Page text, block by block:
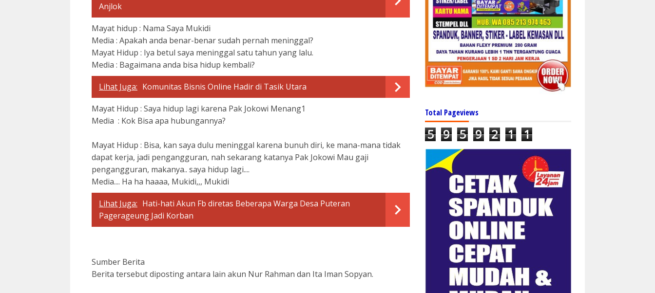
Anjlok
Mayat hidup : Nama Saya Mukidi
Media : Apakah anda benar-benar sudah pernah meninggal?
Mayat Hidup : Iya betul saya meninggal satu tahun yang lalu.
Media : Bagaimana anda bisa hidup kembali?
Lihat Juga: Komunitas Bisnis Online Hadir di Tasik Utara
Mayat Hidup : Saya hidup lagi karena Pak Jokowi Menang1
Media : Kok Bisa apa hubungannya?
Mayat Hidup : Bisa, kan saya dulu meninggal karena bunuh diri, ke mana-mana tidak
dapat kerja, jadi pengangguran, nah sekarang katanya Pak Jokowi Mau gaji
pengangguran, makanya.. saya hidup lagi....
Media.... Ha ha haaaa, Mukidi,,, Mukidi
Lihat Juga: Hati-hati Akun Fb diretas Beberapa Warga Desa Puteran
Pagerageung Jadi Korban
Sumber Berita
Berita tersebut diposting antara lain akun Nur Rahman dan Ita Iman Sopyan.
Total Pageviews
5 9 5 9 2 1 1